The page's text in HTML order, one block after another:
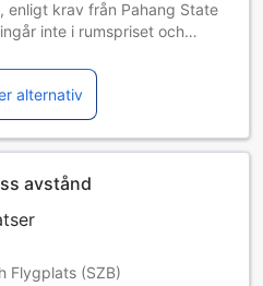
enligt krav från Pahang State
inte i rumspriset och
alternativ
avstånd
Flygplats (SZB)